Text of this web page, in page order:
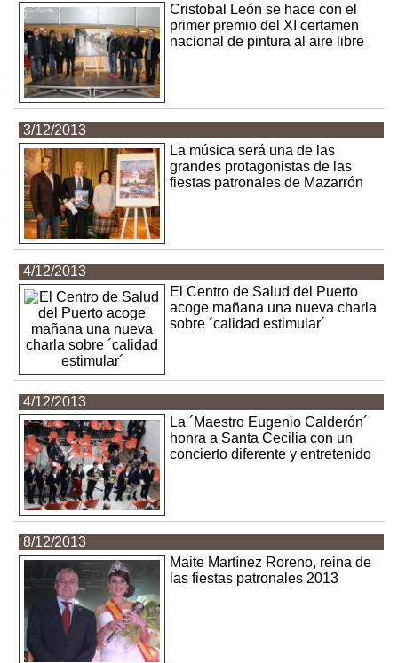
Cristobal León se hace con el
primer premio del XI certamen
nacional de pintura al aire libre
3/12/2013
La música será una de las
grandes protagonistas de las
fiestas patronales de Mazarrón
4/12/2013
El Centro de Salud del Puerto
acoge mañana una nueva charla
sobre ´calidad estimular´
4/12/2013
La ´Maestro Eugenio Calderón´
honra a Santa Cecilia con un
concierto diferente y entretenido
8/12/2013
Maite Martínez Roreno, reina de
las fiestas patronales 2013